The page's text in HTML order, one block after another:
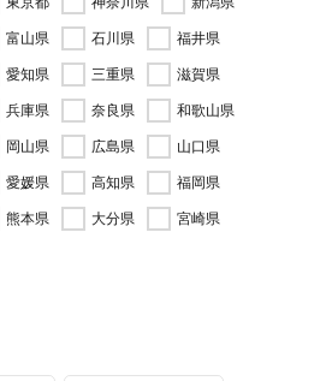
富山県 石川県
福井県
愛知県 三重県
滋賀県
兵庫県 奈良県
和歌山県
岡山県 広島県
山口県
愛媛県 高知県
福岡県
熊本県 大分県
宮崎県